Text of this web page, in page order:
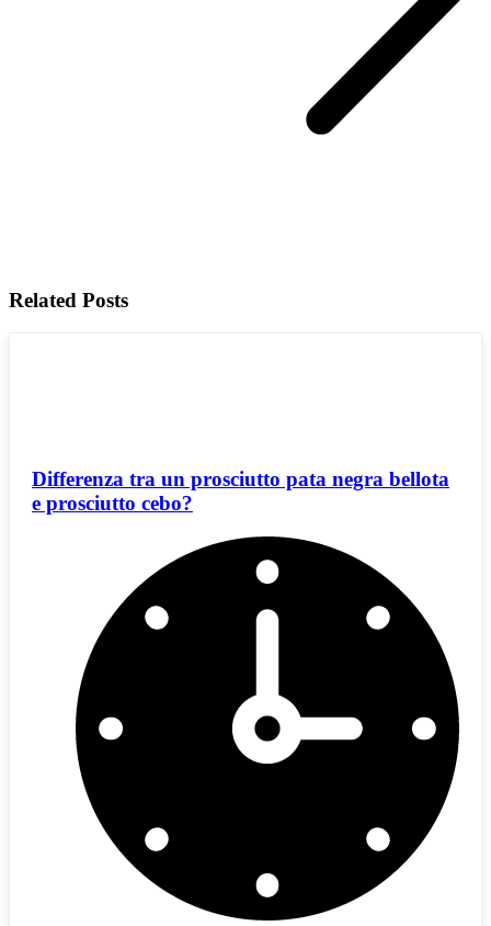
Related Posts
Differenza tra un prosciutto pata negra bellota
e prosciutto cebo?